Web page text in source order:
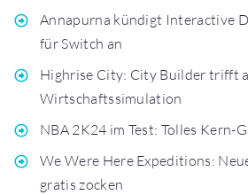
Annapurna kündigt Interactive
für Switch an
Highrise City: City Builder trifft
Wirtschaftssimulation
NBA 2K24 im Test: Tolles Kern-
We Were Here Expeditions:
gratis zocken